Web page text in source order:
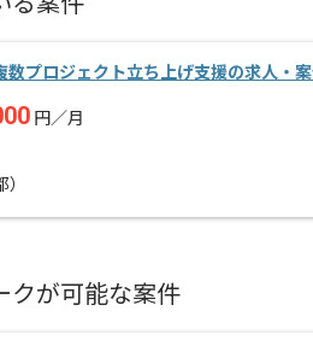
数プロジェクト立ち上げ支援の求人・
円／月
クが可能な案件